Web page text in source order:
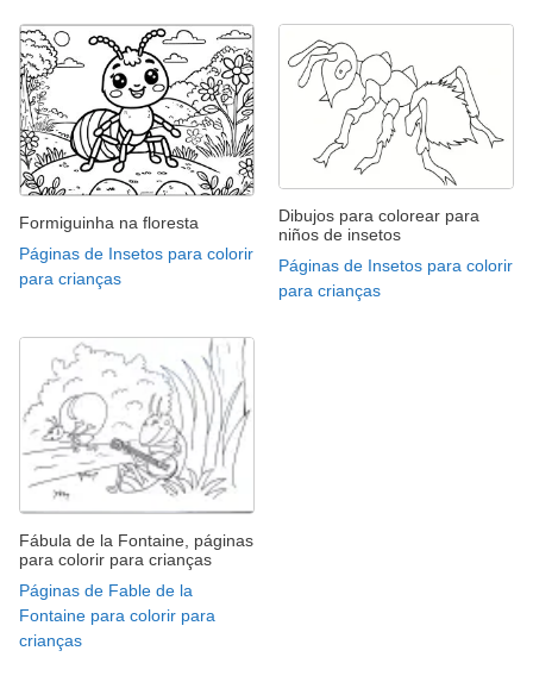
Formiguinha na floresta
Páginas de Insetos para colorir
para crianças
Dibujos para colorear para
niños de insetos
Páginas de Insetos para colorir
para crianças
Fábula de la Fontaine, páginas
para colorir para crianças
Páginas de Fable de la
Fontaine para colorir para
crianças